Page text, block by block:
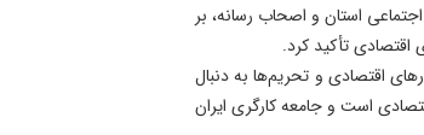
استان و اصحاب رسانه، بر
اقتصادی تأکید کرد.
اقتصادی و تحریم‌ها به دنبال
است و جامعه کارگری ایران